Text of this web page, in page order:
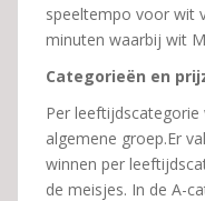
speeltempo voor wit
minuten waarbij wit
Categorieën en
Per
algemene groep.Er
winnen per
de meisjes. In de A-